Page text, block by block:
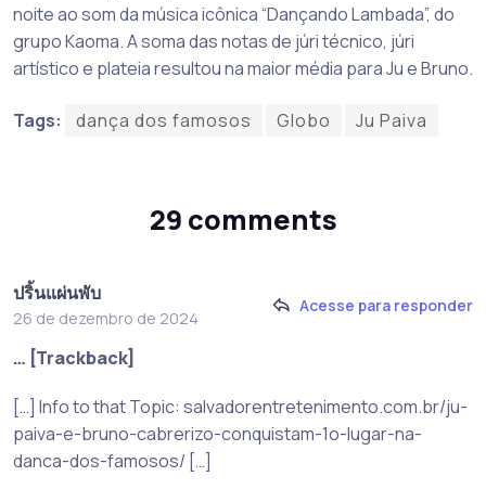
noite ao som da música icônica “Dançando Lambada”, do
grupo Kaoma. A soma das notas de júri técnico, júri
artístico e plateia resultou na maior média para Ju e Bruno.
Tags: dança dos famosos Globo Ju Paiva
29 comments
ปริ้นแผ่นพับ
26 de dezembro de 2024
Acesse para responder
… [Trackback]
[…] Info to that Topic: salvadorentretenimento.com.br/ju-
paiva-e-bruno-cabrerizo-conquistam-1o-lugar-na-
danca-dos-famosos/ […]